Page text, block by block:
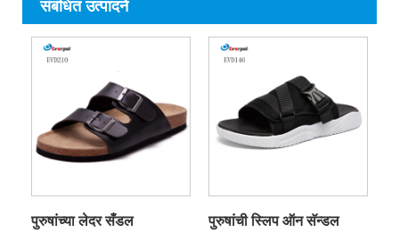
संबंधित उत्पादने
पुरुषांच्या लेदर सँडल पुरुषांची स्लिप ऑन सॅन्डल